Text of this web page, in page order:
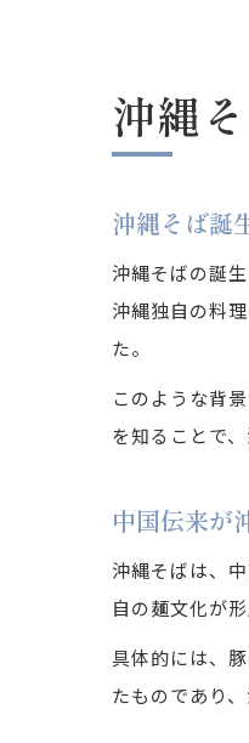
沖縄
沖縄そば誕
沖縄そばの誕
沖縄独自の料
た。
このような背
を知ることで
中国伝来が
沖縄そばは、
自の麺文化が
具体的には、
たものであり